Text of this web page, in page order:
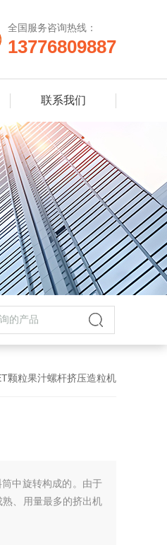
全国服务咨询热线：
13776809887
联系我们
颗粒果汁螺杆挤压造粒机
中旋转构成的。由于
、用量最多的挤出机